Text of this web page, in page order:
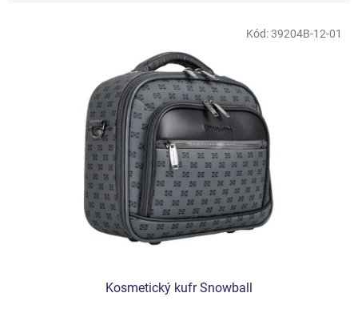
Kosmetický kufr Snowball
Kód:39204B-12-01